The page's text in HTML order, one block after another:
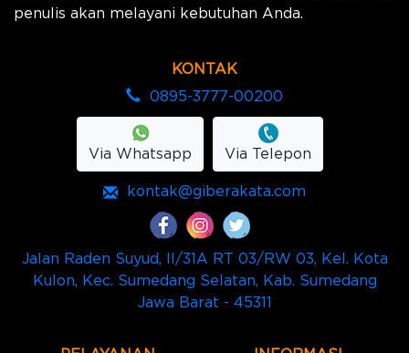
penulis akan melayani kebutuhan Anda.
KONTAK
0895-3777-00200
Via Whatsapp Via Telepon
kontak@giberakata.com
Jalan Raden Suyud, II/31A RT 03/RW 03, Kel. Kota
Kulon, Kec. Sumedang Selatan, Kab. Sumedang
Jawa Barat - 45311